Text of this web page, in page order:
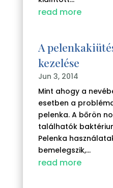
read more
A
kezelése
Jun 3, 2014
Mint ahogy a
esetben a
pelenka. A bőrön
találhatók
Pelenka
bemelegszik,...
read more